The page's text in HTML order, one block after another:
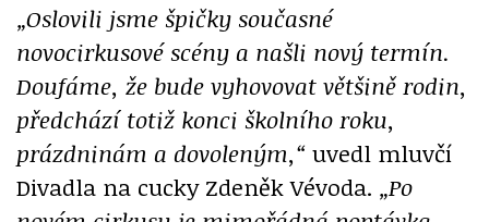
„Oslovili jsme špičky současné
novocirkusové scény a našli nový termín.
Doufáme, že bude vyhovovat většině rodin,
předchází totiž konci školního roku,
prázdninám a dovoleným,“ uvedl mluvčí
Divadla na cucky Zdeněk Vévoda. „Po